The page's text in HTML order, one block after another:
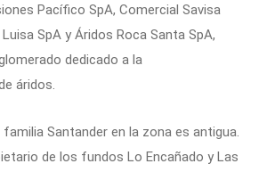
Pacífico SpA, Comercial Savisa
SpA y Áridos Roca Santa SpA,
dedicado a la
áridos.
Santander en la zona es antigua.
de los fundos Lo Encañado y Las